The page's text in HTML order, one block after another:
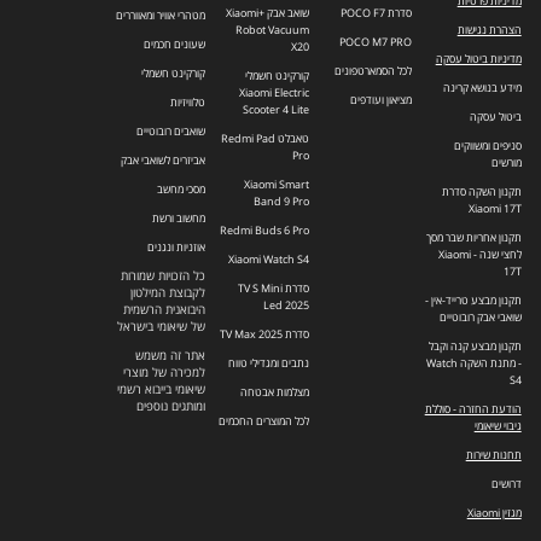
הצהרת נגישות
מדיניות ביטול עסקה
מידע בנושא קרינה
ביטול עסקה
סניפים ומשווקים
מורשים
תקנון השקה סדרת
Xiaomi 17T
תקנון אחריות שבר מסך
לחצי שנה - Xiaomi
17T
תקנון מבצע טרייד-אין -
שואבי אבק רובוטיים
תקנון מבצע קנה וקבל
- מתנת השקה Watch
S4
הודעת החזרה - סוללת
גיבוי שיאומי
תחנות שירות
דרושים
מגזין Xiaomi
סדרת POCO F7
POCO M7 PRO
לכל הסמארטפונים
מציאון ועודפים
שואב אבק +Xiaomi
Robot Vacuum
X20
קורקינט חשמלי
Xiaomi Electric
Scooter 4 Lite
טאבלט Redmi Pad
Pro
Xiaomi Smart
Band 9 Pro
Redmi Buds 6 Pro
Xiaomi Watch S4
סדרת TV S Mini
Led 2025
סדרת TV Max 2025
נתבים ומגדילי טווח
מצלמות אבטחה
לכל המוצרים החכמים
מטהרי אוויר ומאווררים
שעונים חכמים
קורקינט חשמלי
טלוויזיות
שואבים רובוטיים
אביזרים לשואבי אבק
מסכי מחשב
מחשוב ורשת
אוזניות ונגנים
כל הזכויות שמורות
לקבוצת המילטון
היבואנית הרשמית
של שיאומי בישראל
אתר זה משמש
למכירה של מוצרי
שיאומי בייבוא רשמי
ומותגים נוספים